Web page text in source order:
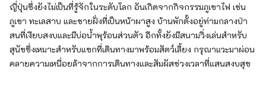
ญี่ปุ่นซึ่งยังไม่เป็นที่รู้จักในระดับโลก อันเกิดจากกิจกรรมภูเขาไฟ เช่น
ภูเขา ทะเลสาบ และชายฝั่งที่เป็นหน้าผาสูง บ้านพักตั้งอยู่ท่ามกลางป่า
สนที่เงียบสงบและมีบ่อน้ำพุร้อนส่วนตัว อีกทั้งยังมีสนามวิ่งเล่นสำหรับ
สุนัขซึ่งเหมาะสำหรับแขกที่เดินทางมาพร้อมสัตว์เลี้ยง กรุณาแวะมาผ่อน
คลายความเหนื่อยล้าจากการเดินทางและสัมผัสช่วงเวลาที่แสนสงบสุข